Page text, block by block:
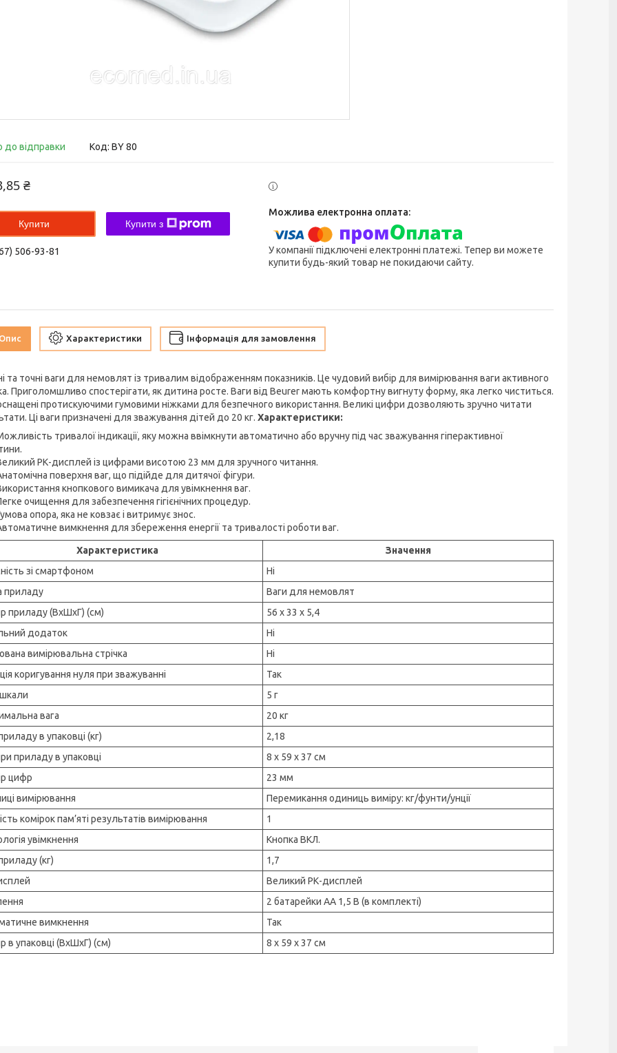
до відправки Код: BY 80
₴
Купити Купити з
506-93-81
У компанії підключені електронні платежі. Тепер ви можете
купити будь-який товар не покидаючи сайту.
Характеристики Інформація для замовлення
та точні ваги для немовлят із тривалим відображенням показників. Це чудовий вибір для вимірювання ваги активного
Приголомшливо спостерігати, як дитина росте. Ваги від Beurer мають комфортну вигнуту форму, яка легко чиститься.
протискуючими гумовими ніжками для безпечного використання. Великі цифри дозволяють зручно читати
Ці ваги призначені для зважування дітей до 20 кг. Характеристики:
тривалої індикації, яку можна ввімкнути автоматично або вручну під час зважування гіперактивної
РК-дисплей із цифрами висотою 23 мм для зручного читання.
поверхня ваг, що підійде для дитячої фігури.
кнопкового вимикача для увімкнення ваг.
очищення для забезпечення гігієнічних процедур.
опора, яка не ковзає і витримує знос.
вимкнення для збереження енергії та тривалості роботи ваг.
Характеристика
Значення
зі смартфоном
Ні
приладу
Ваги для немовлят
приладу (ВхШхГ) (см)
56 x 33 x 5,4
додаток
Ні
вимірювальна стрічка
Ні
коригування нуля при зважуванні
Так
5 г
вага
20 кг
в упаковці (кг)
2,18
приладу в упаковці
8 х 59 х 37 см
цифр
23 мм
вимірювання
Перемикання одиниць виміру: кг/фунти/унції
комірок пам’яті результатів вимірювання
1
увімкнення
Кнопка ВКЛ.
(кг)
1,7
Великий РК-дисплей
2 батарейки АА 1,5 В (в комплекті)
вимкнення
Так
в упаковці (ВхШхГ) (см)
8 х 59 х 37 см